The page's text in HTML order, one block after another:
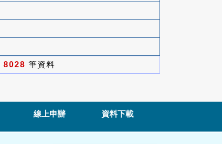
8028 筆資料
線上申辦 資料下載